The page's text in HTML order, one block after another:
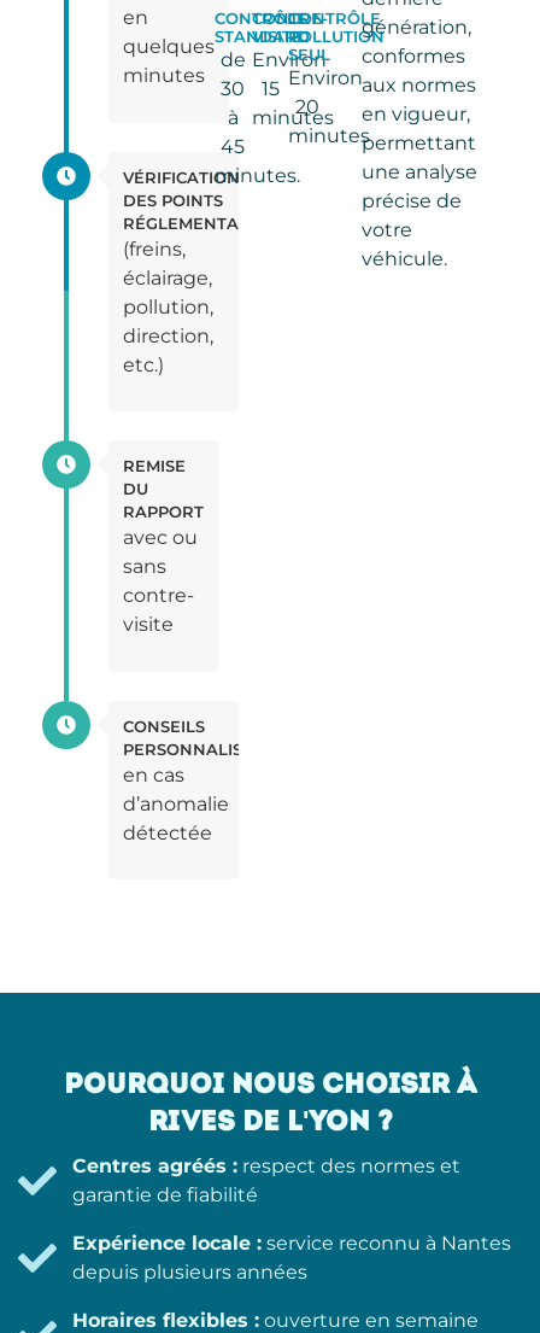
en
quelques
minutes
VÉRIFICATION
DES POINTS
RÉGLEMENTAIRES
(freins,
éclairage,
pollution,
direction,
etc.)
REMISE
DU
RAPPORT
avec ou
sans
contre-
visite
CONSEILS
PERSONNALISÉS
en cas
d’anomalie
détectée
CONTRÔLE
STANDARD
de
30
à
45
minutes.
CONTRE-
VISITE
Environ
15
minutes
CONTRÔLE
POLLUTION
SEUL
Environ
20
minutes
génération,
conformes
aux normes
en vigueur,
permettant
une analyse
précise de
votre
véhicule.
POURQUOI NOUS CHOISIR À
RIVES DE L'YON ?
Centres agréés : respect des normes et
garantie de fiabilité
Expérience locale : service reconnu à Nantes
depuis plusieurs années
Horaires flexibles : ouverture en semaine